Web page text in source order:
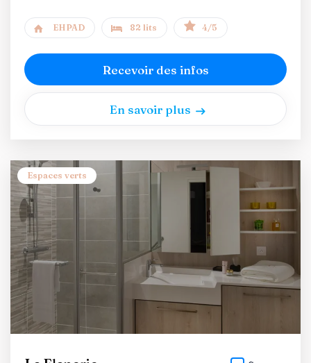
EHPAD 82 lits 4/5
Recevoir des infos
En savoir plus
Espaces verts